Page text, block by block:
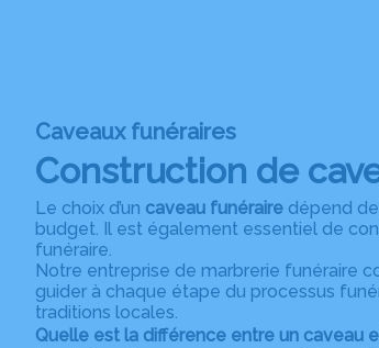
Caveaux funéraires
Construction de
Le choix d’un caveau funéraire dépend
budget. Il est également essentiel de
funéraire.
Notre entreprise de marbrerie funéraire
guider à chaque étape du processus
traditions locales.
Quelle est la différence entre un caveau